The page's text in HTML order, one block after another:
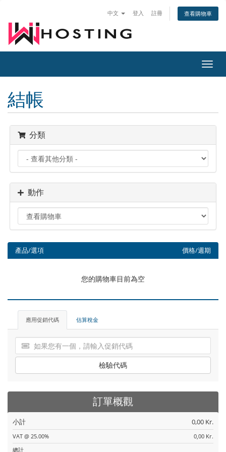
中文 登入 註冊 查看購物車
切
換
結帳
分類
動作
產品/選項 價格/週期
您的購物車目前為空
應用促銷代碼 估算稅金
檢驗代碼
訂單概觀
小計 0,00 Kr.
VAT @ 25.00%
0,00 Kr.
總計